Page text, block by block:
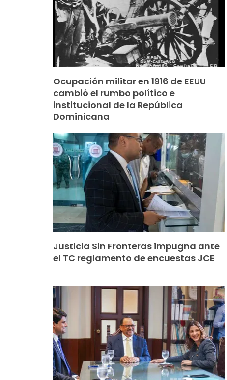
Ocupación militar en 1916 de EEUU
cambió el rumbo político e
institucional de la República
Dominicana
Justicia Sin Fronteras impugna ante
el TC reglamento de encuestas JCE